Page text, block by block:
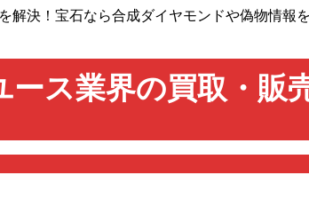
解決！宝石なら合成ダイヤモンドや偽物情
ース業界の買取・販